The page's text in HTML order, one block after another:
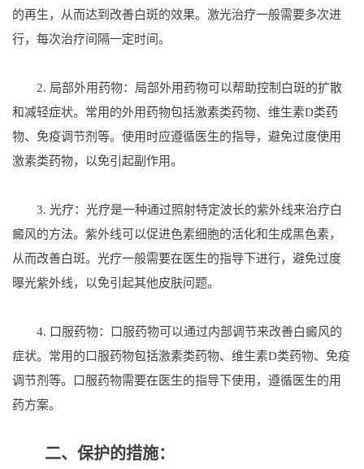
的再生，从而达到改善白斑的效果。激光治疗一般需要多次进
行，每次治疗间隔一定时间。
2. 局部外用药物：局部外用药物可以帮助控制白斑的扩散
和减轻症状。常用的外用药物包括激素类药物、维生素D类药
物、免疫调节剂等。使用时应遵循医生的指导，避免过度使用
激素类药物，以免引起副作用。
3. 光疗：光疗是一种通过照射特定波长的紫外线来治疗白
癜风的方法。紫外线可以促进色素细胞的活化和生成黑色素，
从而改善白斑。光疗一般需要在医生的指导下进行，避免过度
曝光紫外线，以免引起其他皮肤问题。
4. 口服药物：口服药物可以通过内部调节来改善白癜风的
症状。常用的口服药物包括激素类药物、维生素D类药物、免疫
调节剂等。口服药物需要在医生的指导下使用，遵循医生的用
药方案。
二、保护的措施：